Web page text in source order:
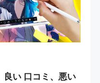
い 口コミ、悪い